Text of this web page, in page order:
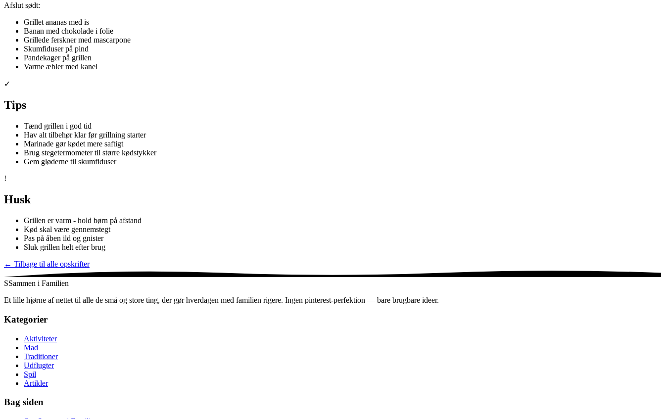
Afslut sødt:
Grillet ananas med is
Banan med chokolade i folie
Grillede ferskner med mascarpone
Skumfiduser på pind
Pandekager på grillen
Varme æbler med kanel
✓
Tips
Tænd grillen i god tid
Hav alt tilbehør klar før grillning starter
Marinade gør kødet mere saftigt
Brug stegetermometer til større kødstykker
Gem gløderne til skumfiduser
!
Husk
Grillen er varm - hold børn på afstand
Kød skal være gennemstegt
Pas på åben ild og gnister
Sluk grillen helt efter brug
← Tilbage til alle opskrifter
SSammen i Familien
Et lille hjørne af nettet til alle de små og store ting, der gør hverdagen med familien rigere. Ingen pinterest-perfektion — bare brugbare ideer.
Kategorier
Aktiviteter
Mad
Traditioner
Udflugter
Spil
Artikler
Bag siden